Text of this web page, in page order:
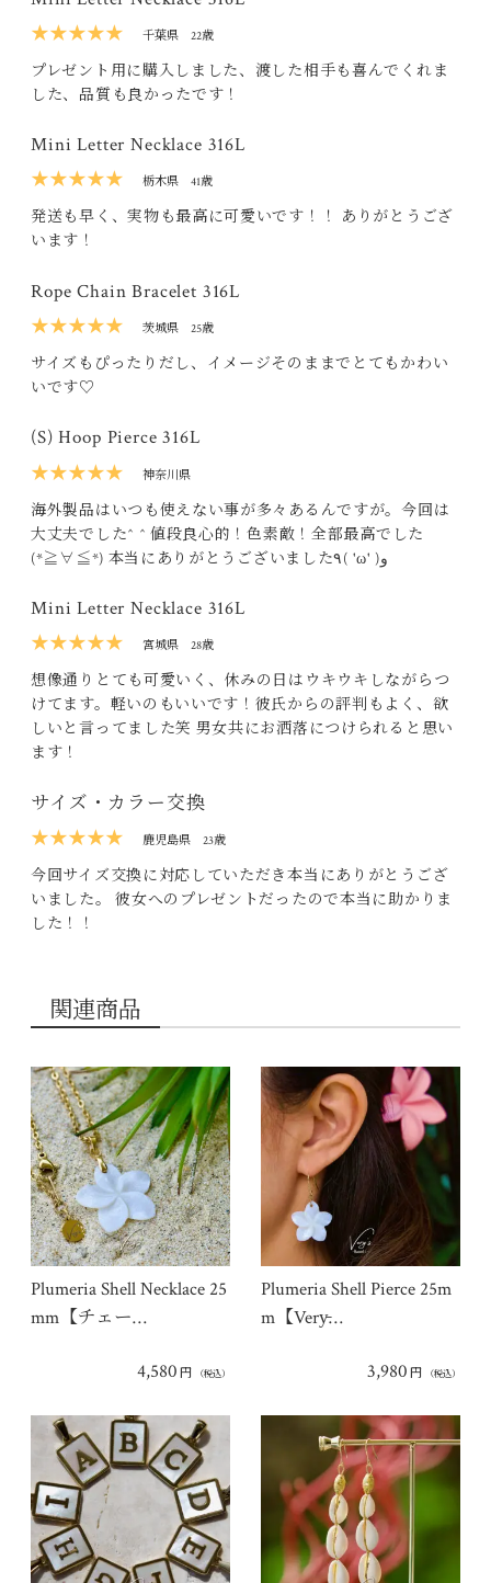
★★★★★
千葉県 22歳
プレゼント用に購入しました、渡した相手も喜んでくれま
した、品質も良かったです！
Mini Letter Necklace 316L
★★★★★
栃木県 41歳
発送も早く、実物も最高に可愛いです！！ ありがとうござ
います！
Rope Chain Bracelet 316L
★★★★★
茨城県 25歳
サイズもぴったりだし、イメージそのままでとてもかわい
いです♡
(S) Hoop Pierce 316L
★★★★★
神奈川県
海外製品はいつも使えない事が多々あるんですが。今回は
大丈夫でした^ ^ 値段良心的！色素敵！全部最高でした
(*≧∀≦*) 本当にありがとうございました٩( 'ω' )و
Mini Letter Necklace 316L
★★★★★
宮城県 28歳
想像通りとても可愛いく、休みの日はウキウキしながらつ
けてます。軽いのもいいです！彼氏からの評判もよく、欲
しいと言ってました笑 男女共にお洒落につけられると思い
ます！
サイズ・カラー交換
★★★★★
鹿児島県 23歳
今回サイズ交換に対応していただき本当にありがとうござ
いました。 彼女へのプレゼントだったので本当に助かりま
した！！
関連商品
Plumeria Shell Necklace 25
mm【チェー…
4,580 円 （税込）
Plumeria Shell Pierce 25m
m【Very̵…
3,980 円 （税込）